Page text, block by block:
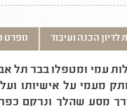
לדיון הכנה ועיבוד מפרט
עמי ומטפלו בבר תל
מעמי על אישיותו ועל
מסע שהלך ונרקם